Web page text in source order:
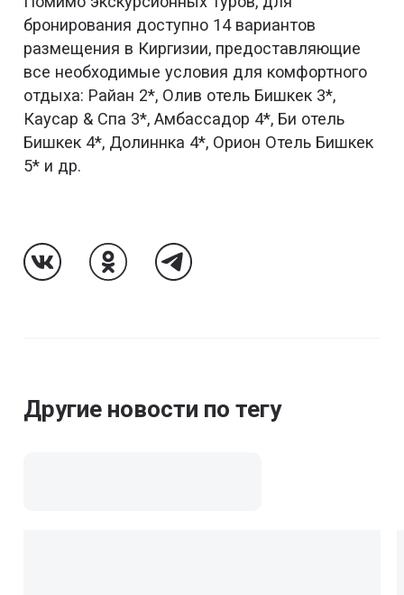
бронирования доступно 14 вариантов
размещения в Киргизии, предоставляющие
все необходимые условия для комфортного
отдыха: Райан 2*, Олив отель Бишкек 3*,
Каусар & Спа 3*, Амбассадор 4*, Би отель
Бишкек 4*, Долиннка 4*, Орион Отель Бишкек
5* и др.
Другие новости по тегу